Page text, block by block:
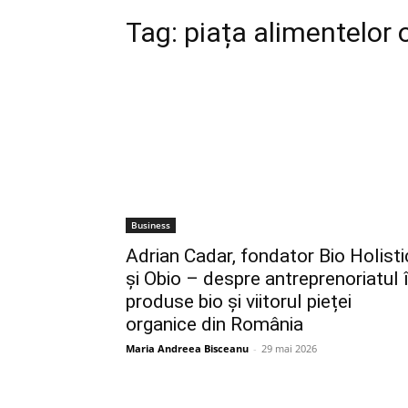
Tag: piața alimentelor
Business
Adrian Cadar, fondator Bio
și Obio – despre antreprenoriatul
produse bio și viitorul pieței
organice din România
Maria Andreea Bisceanu - 29 mai 2026